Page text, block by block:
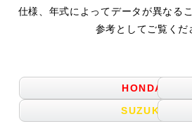
仕様、年式によってデータが異なる
参考としてご覧くだ
HONDA
SUZUKI